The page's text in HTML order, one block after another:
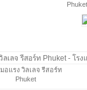
Phuket
อแรง วิลเลจ รีสอร์ท
Phuket